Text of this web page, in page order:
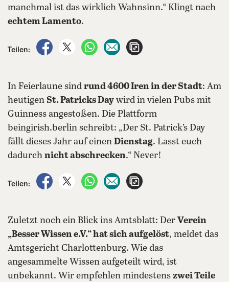
manchmal ist das wirklich Wahnsinn.“ Klingt nach
echtem Lamento.
Teilen:
auf Facebook teilen
auf X teilenper WhatsApp teilen
per E-Mail teilen
In Feierlaune sind rund 4600 Iren in der Stadt: Am
heutigen St. Patricks Day wird in vielen Pubs mit
Guinness angestoßen. Die Plattform
beingirish.berlin schreibt: „Der St. Patrick’s Day
fällt dieses Jahr auf einen Dienstag. Lasst euch
dadurch nicht abschrecken.“ Never!
Teilen:
auf Facebook teilen
auf X teilenper WhatsApp teilen
per E-Mail teilen
Zuletzt noch ein Blick ins Amtsblatt: Der Verein
„Besser Wissen e.V.“ hat sich aufgelöst, meldet das
Amtsgericht Charlottenburg. Wie das
angesammelte Wissen aufgeteilt wird, ist
unbekannt. Wir empfehlen mindestens zwei Teile